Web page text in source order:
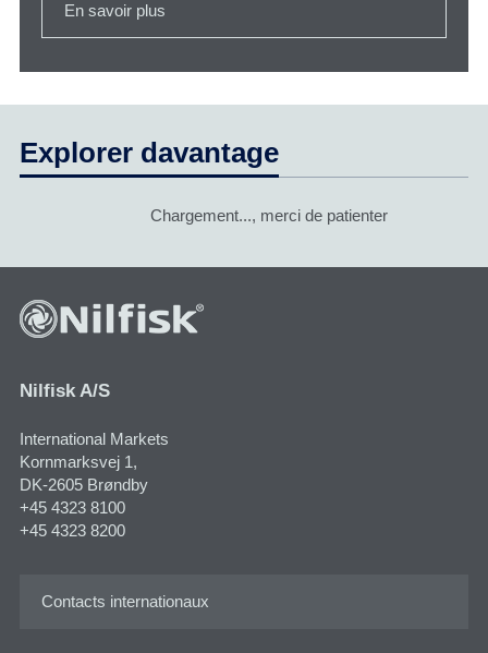
En savoir plus
Explorer davantage
Chargement..., merci de patienter
Nilfisk A/S
International Markets
Kornmarksvej 1​,
DK-2605 Brøndby
+45 4323 8100
+45 4323 8200
Contacts internationaux